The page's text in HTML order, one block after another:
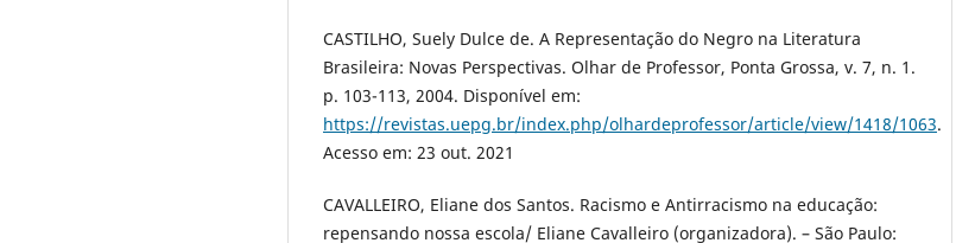
CASTILHO, Suely Dulce de. A Representação do Negro na Literatura
Brasileira: Novas Perspectivas. Olhar de Professor, Ponta Grossa, v. 7, n. 1.
p. 103-113, 2004. Disponível em:
https://revistas.uepg.br/index.php/olhardeprofessor/article/view/1418/1063.
Acesso em: 23 out. 2021
CAVALLEIRO, Eliane dos Santos. Racismo e Antirracismo na educação:
repensando nossa escola/ Eliane Cavalleiro (organizadora). – São Paulo: